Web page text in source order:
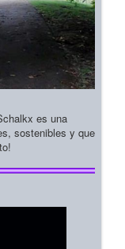
es una
sostenibles y que